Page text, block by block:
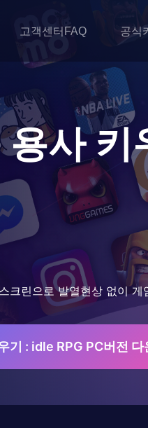
고객센터FAQ 공식
사 키
크린으로 발열현상 없이 게
기 : idle RPG PC버전 다